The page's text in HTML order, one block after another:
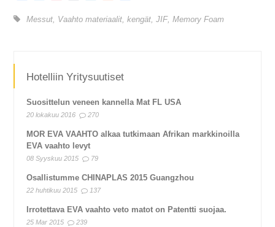
Messut, Vaahto materiaalit,kengät,JIF,Memory Foam
Hotelliin Yritysuutiset
Suosittelun veneen kannella Mat FL USA
20 lokakuu 2016 270
MOR EVA VAAHTO alkaa tutkimaan Afrikan markkinoilla
EVA vaahto levyt
08 Syyskuu 2015 79
Osallistumme CHINAPLAS 2015 Guangzhou
22 huhtikuu 2015 137
Irrotettava EVA vaahto veto matot on Patentti suojaa.
25 Mar 2015 239